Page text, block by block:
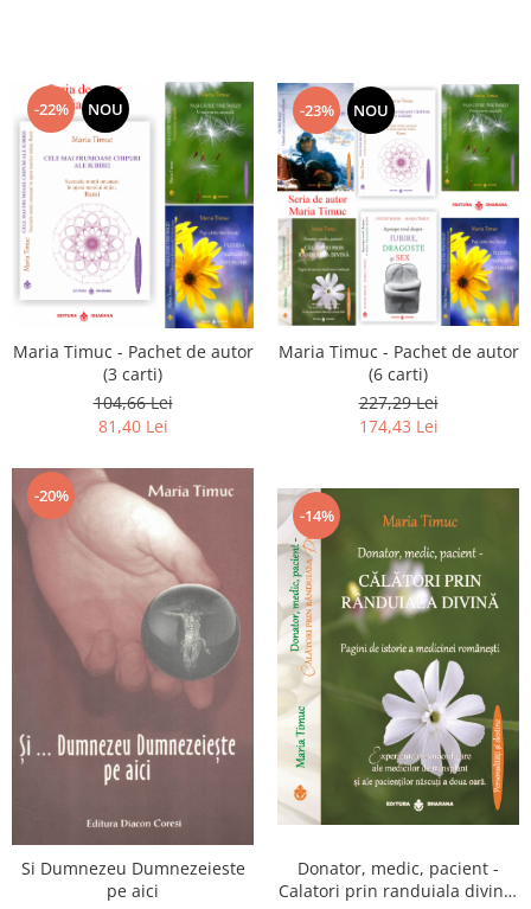
-22% NOU
Maria Timuc - Pachet de autor
(3 carti)
104,66 Lei
81,40 Lei
-23% NOU
Maria Timuc - Pachet de autor
(6 carti)
227,29 Lei
174,43 Lei
-20%
Si Dumnezeu Dumnezeieste
pe aici
-14%
Donator, medic, pacient -
Calatori prin randuiala divina.